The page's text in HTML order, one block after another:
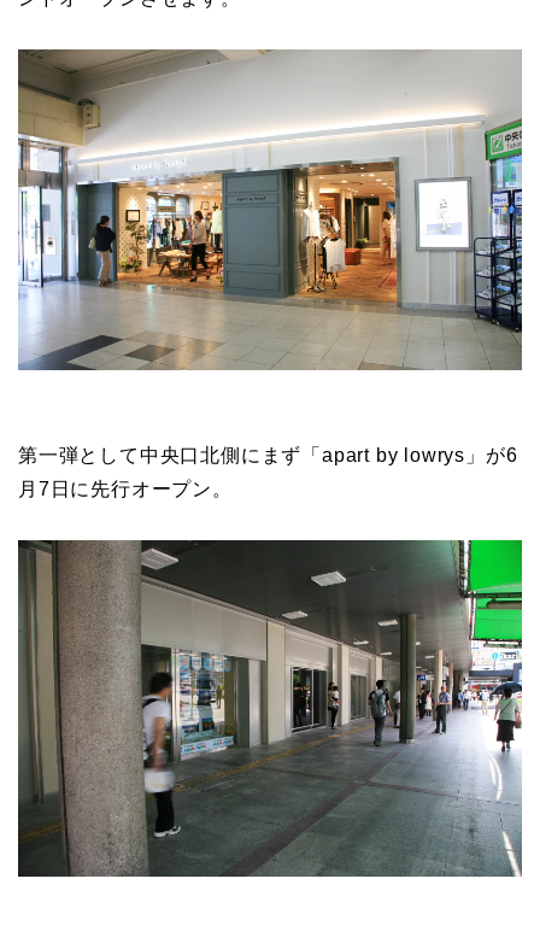
第一弾として中央口北側にまず「apart by lowrys」が6
月7日に先行オープン。